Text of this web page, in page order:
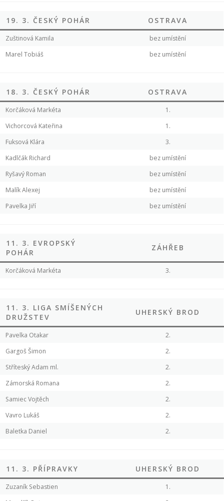
19. 3. ČESKÝ POHÁR OSTRAVA
Zuštinová Kamila
bez umístění
Marel Tobiáš
bez umístění
18. 3. ČESKÝ POHÁR OSTRAVA
Korčáková Markéta
1.
Vichorcová Kateřina
1.
Fuksová Klára
3.
Kadlčák Richard
bez umístění
Ryšavý Roman
bez umístění
Malík Alexej
bez umístění
Pavelka Jiří
bez umístění
11. 3. EVROPSKÝ
POHÁR
ZÁHŘEB
Korčáková Markéta 3.
11. 3. LIGA SMÍŠENÝCH
DRUŽSTEV
UHERSKÝ BROD
Pavelka Otakar
2.
Gargoš Šimon
2.
Stříteský Adam ml.
2.
Zámorská Romana
2.
Samiec Vojtěch
2.
Vavro Lukáš
2.
Baletka Daniel
2.
11. 3. PŘÍPRAVKY UHERSKÝ BROD
Zuzaník Sebastien
1.